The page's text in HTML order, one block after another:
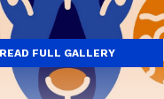
FULL GALLERY